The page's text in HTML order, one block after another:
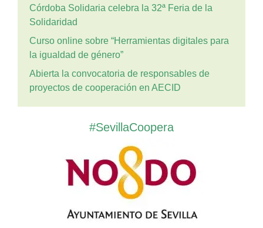
Córdoba Solidaria celebra la 32ª Feria de la
Solidaridad
Curso online sobre “Herramientas digitales para
la igualdad de género”
Abierta la convocatoria de responsables de
proyectos de cooperación en AECID
#SevillaCoopera